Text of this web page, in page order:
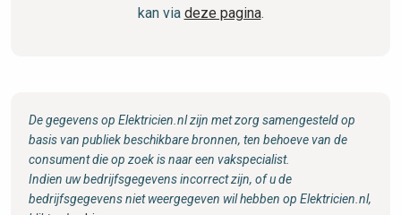
kan via deze pagina.
De gegevens op Elektricien.nl zijn met zorg samengesteld op
basis van publiek beschikbare bronnen, ten behoeve van de
consument die op zoek is naar een vakspecialist.
Indien uw bedrijfsgegevens incorrect zijn, of u de
bedrijfsgegevens niet weergegeven wil hebben op Elektricien.nl,